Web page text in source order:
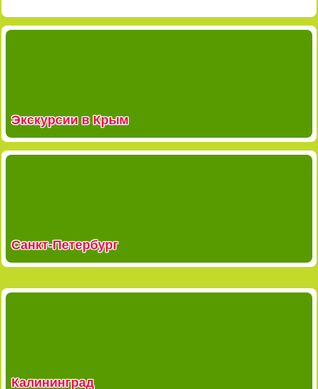
Экскурсии в Крым
Санкт-Петербург
Калининград